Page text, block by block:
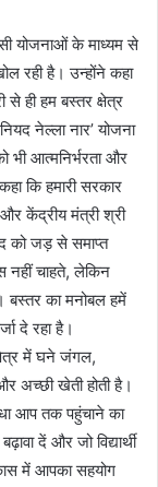
योजनाओं के माध्यम से
रही है। उन्होंने कहा
ही हम बस्तर क्षेत्र
नेल्ला नार’ योजना
भी आत्मनिर्भरता और
कि हमारी सरकार
केंद्रीय मंत्री श्री
को जड़ से समाप्त
नहीं चाहते, लेकिन
बस्तर का मनोबल हमें
दे रहा है।
में घने जंगल,
अच्छी खेती होती है।
आप तक पहुंचाने का
दें और जो विद्यार्थी
में आपका सहयोग